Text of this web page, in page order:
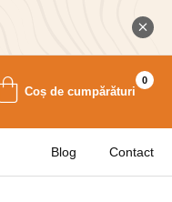
Coș de cumpărături
0
Blog Contact